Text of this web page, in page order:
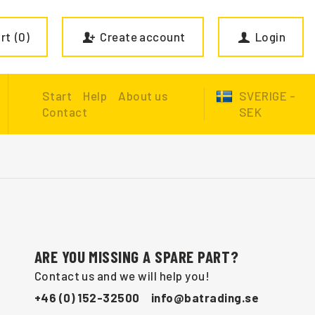
0 Create account Login
Start Help
About us
Contact
SVERIGE -
SEK
ARE YOU MISSING A SPARE PART?
Contact us and we will help you!
+46 (0) 152-32500
info@batrading.se